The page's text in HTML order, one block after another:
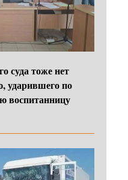
суда тоже нет
ударившего по
воспитанницу